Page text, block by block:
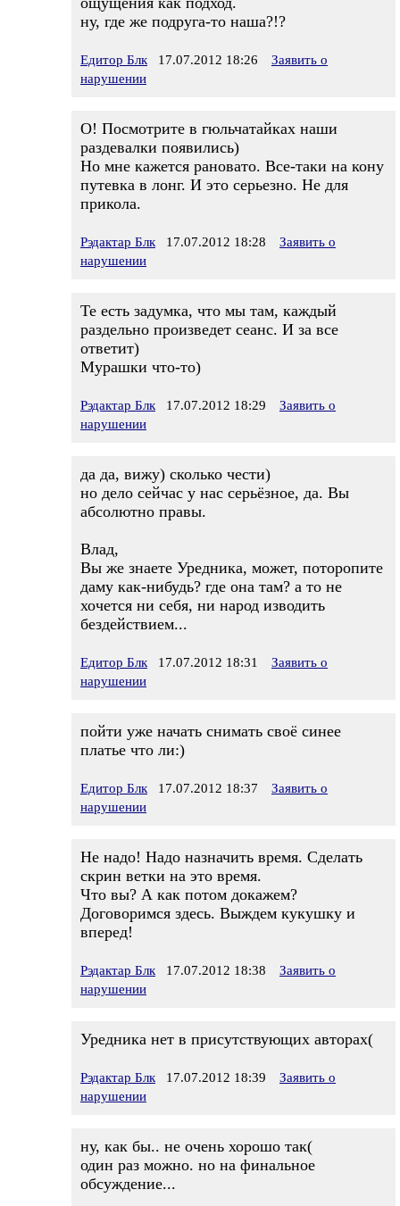
ну, где же подруга-то наша?!?
Едитор Блк 17.07.2012 18:26
Заявить о
нарушении
О! Посмотрите в гюльчатайках наши
раздевалки появились)
Но мне кажется рановато. Все-таки на кону
путевка в лонг. И это серьезно. Не для
прикола.
Рэдактар Блк 17.07.2012 18:28
Заявить о
нарушении
Те есть задумка, что мы там, каждый
раздельно произведет сеанс. И за все
ответит)
Мурашки что-то)
Рэдактар Блк 17.07.2012 18:29
Заявить о
нарушении
да да, вижу) сколько чести)
но дело сейчас у нас серьёзное, да. Вы
абсолютно правы.
Влад,
Вы же знаете Уредника, может, поторопите
даму как-нибудь? где она там? а то не
хочется ни себя, ни народ изводить
бездействием...
Едитор Блк 17.07.2012 18:31
Заявить о
нарушении
пойти уже начать снимать своё синее
платье что ли:)
Едитор Блк 17.07.2012 18:37
Заявить о
нарушении
Не надо! Надо назначить время. Сделать
скрин ветки на это время.
Что вы? А как потом докажем?
Договоримся здесь. Выждем кукушку и
вперед!
Рэдактар Блк 17.07.2012 18:38
Заявить о
нарушении
Уредника нет в присутствующих авторах(
Рэдактар Блк 17.07.2012 18:39
Заявить о
нарушении
ну, как бы.. не очень хорошо так(
один раз можно. но на финальное
обсуждение...